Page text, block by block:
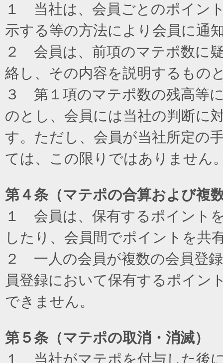
１ 当社は、会員ごとのポイン
示する等の方法により会員に通
２ 会員は、前項のマテポ数に
絡し、その内容を説明するもの
３ 第１項のマテポ数の残高等
のとし、会員には当社の判断に
す。ただし、会員が当社所定の
ては、この限りではありません
第４条（マテポの合算および複
１ 会員は、保有するポイント
したり、会員間でポイントを共
２ 一人の会員が複数の会員登
員登録において保有するポイン
できません。
第５条（マテポの取消・消滅）
１ 当社がマテポを付与した後